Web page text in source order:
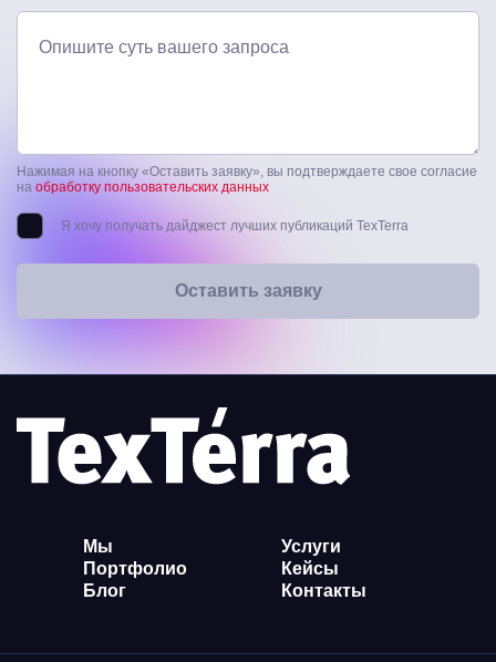
Опишите суть вашего запроса
Нажимая на кнопку «Оставить заявку», вы подтверждаете свое согласие
на обработку пользовательских данных
Я хочу получать дайджест лучших публикаций TexTerra
Оставить заявку
Мы
Услуги
Портфолио
Кейсы
Блог
Контакты